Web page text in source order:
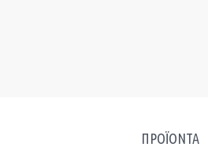
ΠΡΟΪΟΝΤΑ